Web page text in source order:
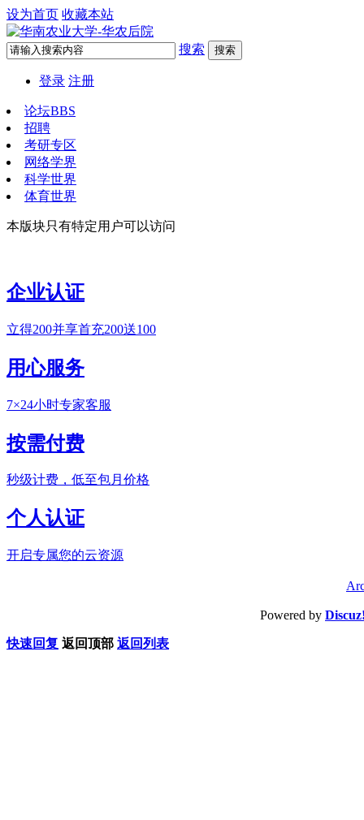
设为首页 收藏本站
搜索 搜索
登录 注册
论坛BBS
招聘
考研专区
网络学界
科学世界
体育世界
本版块只有特定用户可以访问
企业认证
立得200并享首充200送100
用心服务
7×24小时专家客服
按需付费
秒级计费，低至包月价格
个人认证
开启专属您的云资源
Powered by
快速回复 返回顶部 返回列表